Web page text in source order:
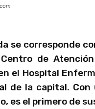
se corresponde
de
el Hospital
de la capital.
es el primero de